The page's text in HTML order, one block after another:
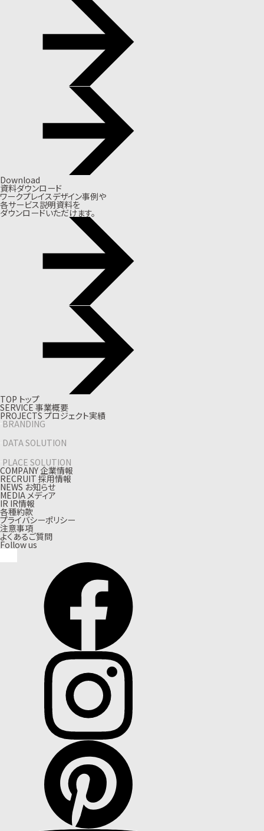
Download
資料ダウンロード
ワークプレイスデザイン事例や
各サービス説明資料を
ダウンロードいただけます。
TOP トップ
SERVICE 事業概要
PROJECTS プロジェクト実績
BRANDING
DATA SOLUTION
PLACE SOLUTION
COMPANY企業情報
RECRUIT 採用情報
NEWS お知らせ
MEDIA メディア
IR IR情報
各種約款
プライバシーポリシー
注意事項
よくあるご質問
Follow us